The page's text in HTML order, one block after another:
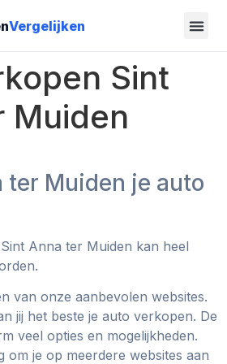
Vergelijken
Sint
Muiden
ter Muiden je auto
Anna ter Muiden kan heel
van onze aanbevolen websites.
jij het beste je auto verkopen. De
veel opties en mogelijkheden.
om je op meerdere websites aan